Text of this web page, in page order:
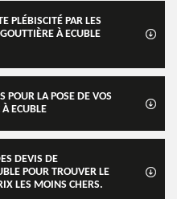
PLÉBISCITÉ PAR LES
À ECUBLE
POUR LA POSE DE VOS
ECUBLE
DEVIS DE
POUR TROUVER LE
LES MOINS CHERS.